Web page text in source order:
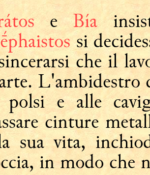
eBía
si
che il
L'ambidestro
polsi e alle
cinture
sua vita,
in modo che